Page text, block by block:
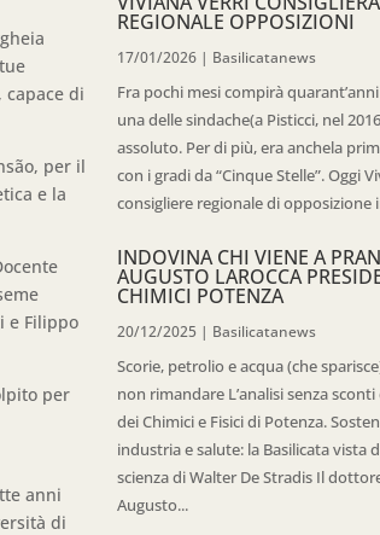
di
per il
e la
e Filippo
per
anni
di
REGIONALE OPPOSIZIONI
17/01/2026 | Basilicatanews
Fra pochi mesi compirà
una delle sindache(a Pisticci, nel
assoluto. Per di più, era anchela
con i gradi da “Cinque Stelle”. Oggi
consigliere regionale di opposizione
INDOVINA CHI VIENE A
AUGUSTO LAROCCA
CHIMICI POTENZA
20/12/2025 | Basilicatanews
Scorie, petrolio e acqua (che
non rimandare L’analisi senza
dei Chimici e Fisici di Potenza.
industria e salute: la Basilicata vista
scienza di Walter De Stradis Il
Augusto...